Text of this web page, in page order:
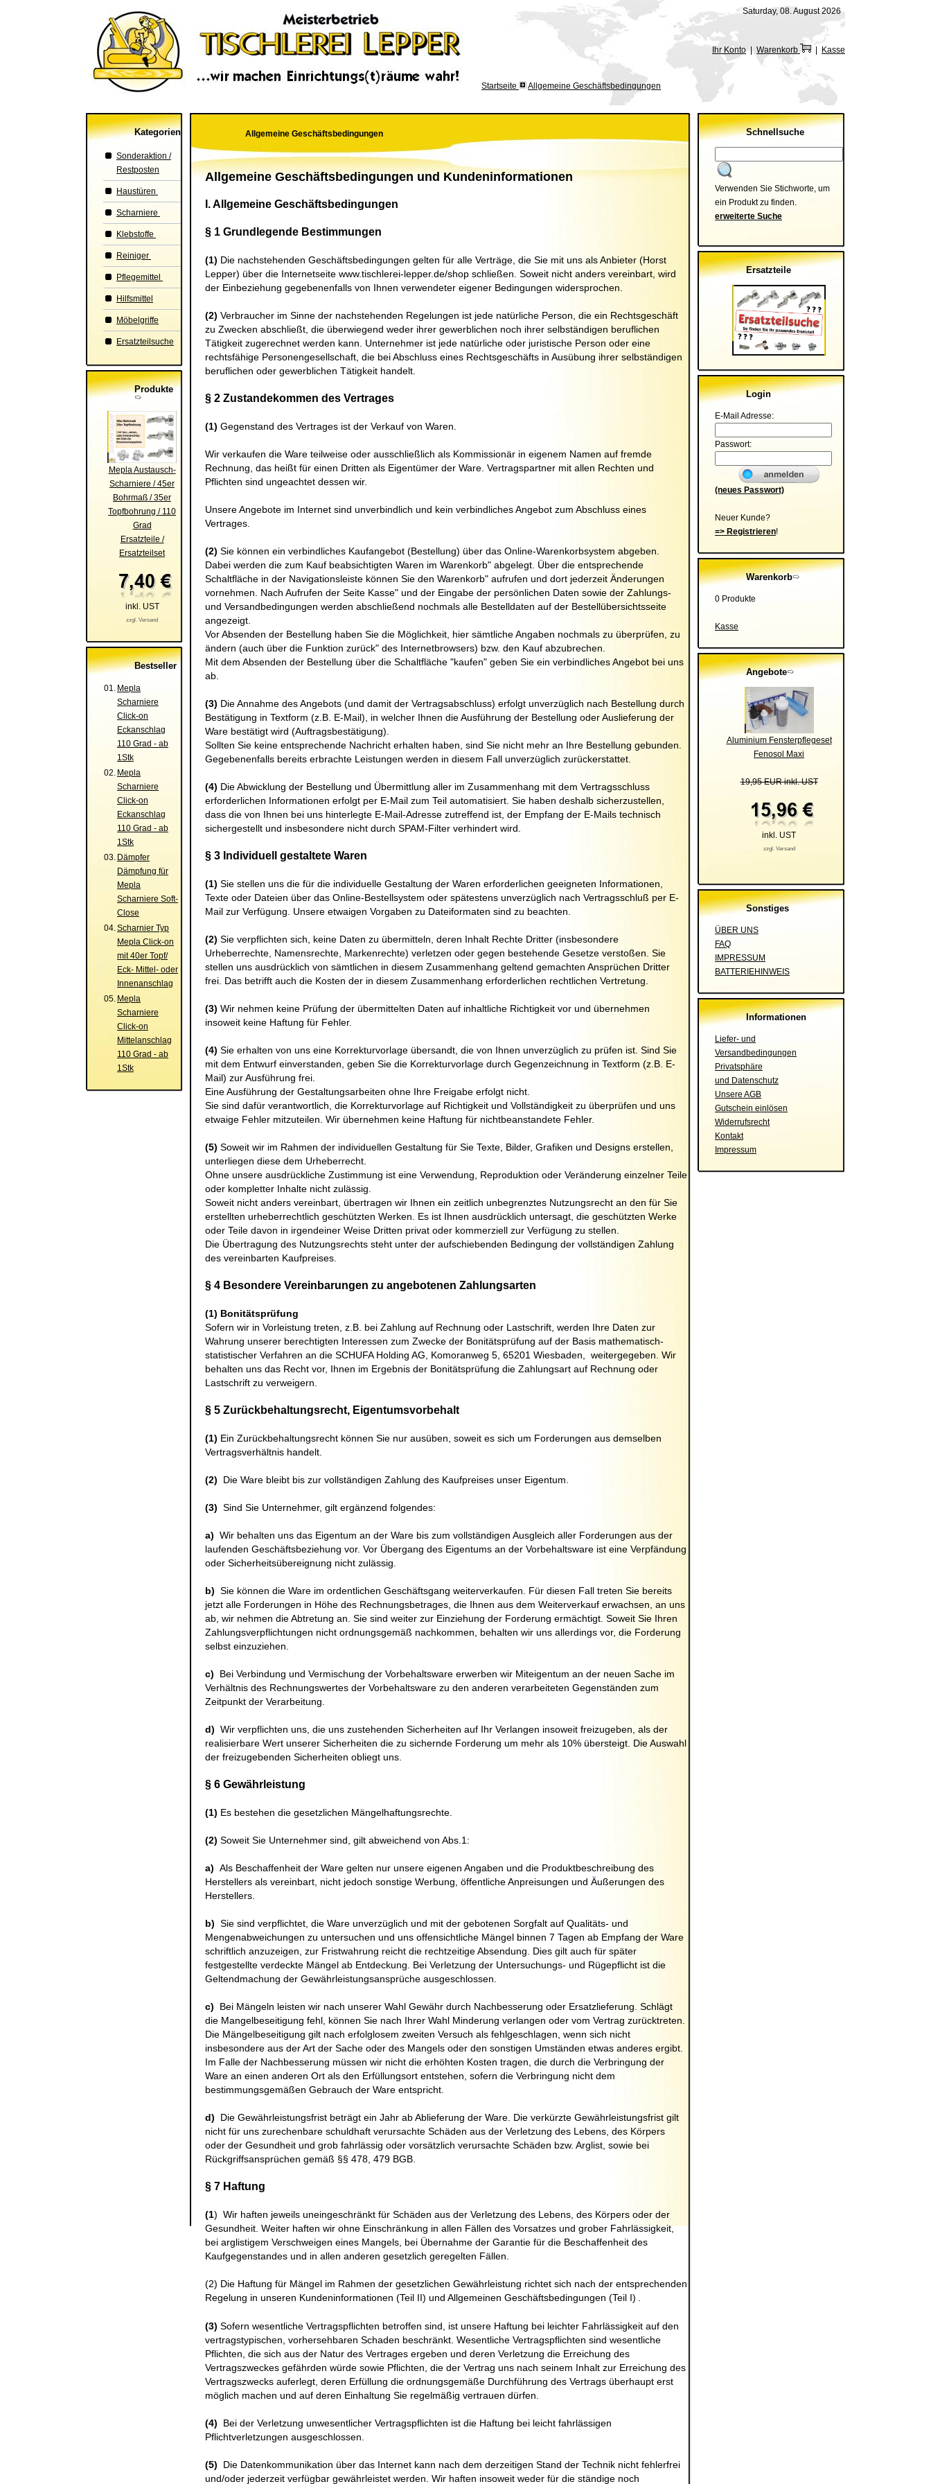
Saturday, 08. August 2026
Ihr Konto| Warenkorb Kasse
Startseite Allgemeine Geschäftsbedingungen
Kategorien
Sonderaktion /
Restposten
Haustüren
Scharniere
Klebstoffe
Reiniger
Pflegemittel
Hilfsmittel
Möbelgriffe
Ersatzteilsuche
Produkte
Mepla Austausch-
Scharniere / 45er
Bohrmaß / 35er
Topfbohrung / 110
Grad
Ersatzteile /
Ersatzteilset
inkl. UST
zzgl. Versand
Bestseller
01. Mepla
Scharniere
Click-on
Eckanschlag
110 Grad - ab
1Stk
02. Mepla
Scharniere
Click-on
Eckanschlag
110 Grad - ab
1Stk
03. Dämpfer
Dämpfung für
Mepla
Scharniere Soft-
Close
04.Scharnier Typ
Mepla Click-on
mit 40er Topf/
Eck- Mittel- oder
Innenanschlag
05. Mepla
Scharniere
Click-on
Mittelanschlag
110 Grad - ab
1Stk
Allgemeine Geschäftsbedingungen
Allgemeine Geschäftsbedingungen und Kundeninformationen
I. Allgemeine Geschäftsbedingungen
§ 1 Grundlegende Bestimmungen
(1) Die nachstehenden Geschäftsbedingungen gelten für alle Verträge, die Sie mit uns als Anbieter (Horst
Lepper) über die Internetseite www.tischlerei-lepper.de/shop schließen. Soweit nicht anders vereinbart, wird
der Einbeziehung gegebenenfalls von Ihnen verwendeter eigener Bedingungen widersprochen.
(2) Verbraucher im Sinne der nachstehenden Regelungen ist jede natürliche Person, die ein Rechtsgeschäft
zu Zwecken abschließt, die überwiegend weder ihrer gewerblichen noch ihrer selbständigen beruflichen
Tätigkeit zugerechnet werden kann. Unternehmer ist jede natürliche oder juristische Person oder eine
rechtsfähige Personengesellschaft, die bei Abschluss eines Rechtsgeschäfts in Ausübung ihrer selbständigen
beruflichen oder gewerblichen Tätigkeit handelt.
§ 2 Zustandekommen des Vertrages
(1) Gegenstand des Vertrages ist der Verkauf von Waren
Wir verkaufen die Ware teilweise oder ausschließlich als Kommissionär in eigenem Namen auf fremde
Rechnung, das heißt für einen Dritten als Eigentümer der Ware. Vertragspartner mit allen Rechten und
Pflichten sind ungeachtet dessen wir.
Unsere Angebote im Internet sind unverbindlich und kein verbindliches Angebot zum Abschluss eines
Vertrages.
(2) Sie können ein verbindliches Kaufangebot (Bestellung) über das Online-Warenkorbsystem abgeben.
Dabei werden die zum Kauf beabsichtigten Waren im Warenkorb" abgelegt. Über die entsprechende
Schaltfläche in der Navigationsleiste können Sie den Warenkorb" aufrufen und dort jederzeit Änderungen
vornehmen. Nach Aufrufen der Seite Kasse" und der Eingabe der persönlichen Daten sowie der Zahlungs-
und Versandbedingungen werden abschließend nochmals alle Bestelldaten auf der Bestellübersichtsseite
angezeigt.
Vor Absenden der Bestellung haben Sie die Möglichkeit, hier sämtliche Angaben nochmals zu überprüfen, zu
ändern (auch über die Funktion zurück" des Internetbrowsers) bzw. den Kauf abzubrechen.
Mit dem Absenden der Bestellung über die Schaltfläche "kaufen" geben Sie ein verbindliches Angebot bei uns
ab.
(3) Die Annahme des Angebots (und damit der Vertragsabschluss) erfolgt unverzüglich nach Bestellung durch
Bestätigung in Textform (z.B. E-Mail), in welcher Ihnen die Ausführung der Bestellung oder Auslieferung der
Ware bestätigt wird (Auftragsbestätigung).
Sollten Sie keine entsprechende Nachricht erhalten haben, sind Sie nicht mehr an Ihre Bestellung gebunden.
Gegebenenfalls bereits erbrachte Leistungen werden in diesem Fall unverzüglich zurückerstattet.
(4) Die Abwicklung der Bestellung und Übermittlung aller im Zusammenhang mit dem Vertragsschluss
erforderlichen Informationen erfolgt per E-Mail zum Teil automatisiert. Sie haben deshalb sicherzustellen,
dass die von Ihnen bei uns hinterlegte E-Mail-Adresse zutreffend ist, der Empfang der E-Mails technisch
sichergestellt und insbesondere nicht durch SPAM-Filter verhindert wird.
§ 3 Individuell gestaltete Waren
(1) Sie stellen uns die für die individuelle Gestaltung der Waren erforderlichen geeigneten Informationen,
Texte oder Dateien über das Online-Bestellsystem oder spätestens unverzüglich nach Vertragsschluß per E-
Mail zur Verfügung. Unsere etwaigen Vorgaben zu Dateiformaten sind zu beachten.
(2) Sie verpflichten sich, keine Daten zu übermitteln, deren Inhalt Rechte Dritter (insbesondere
Urheberrechte, Namensrechte, Markenrechte) verletzen oder gegen bestehende Gesetze verstoßen. Sie
stellen uns ausdrücklich von sämtlichen in diesem Zusammenhang geltend gemachten Ansprüchen Dritter
frei. Das betrifft auch die Kosten der in diesem Zusammenhang erforderlichen rechtlichen Vertretung.
(3) Wir nehmen keine Prüfung der übermittelten Daten auf inhaltliche Richtigkeit vor und übernehmen
insoweit keine Haftung für Fehler.
(4) Sie erhalten von uns eine Korrekturvorlage übersandt, die von Ihnen unverzüglich zu prüfen ist. Sind Sie
mit dem Entwurf einverstanden, geben Sie die Korrekturvorlage durch Gegenzeichnung in Textform (z.B. E-
Mail) zur Ausführung frei.
Eine Ausführung der Gestaltungsarbeiten ohne Ihre Freigabe erfolgt nicht.
Sie sind dafür verantwortlich, die Korrekturvorlage auf Richtigkeit und Vollständigkeit zu überprüfen und uns
etwaige Fehler mitzuteilen. Wir übernehmen keine Haftung für nichtbeanstandete Fehler.
(5) Soweit wir im Rahmen der individuellen Gestaltung für Sie Texte, Bilder, Grafiken und Designs erstellen,
unterliegen diese dem Urheberrecht.
Ohne unsere ausdrückliche Zustimmung ist eine Verwendung, Reproduktion oder Veränderung einzelner Teile
oder kompletter Inhalte nicht zulässig.
Soweit nicht anders vereinbart, übertragen wir Ihnen ein zeitlich unbegrenztes Nutzungsrecht an den für Sie
erstellten urheberrechtlich geschützten Werken. Es ist Ihnen ausdrücklich untersagt, die geschützten Werke
oder Teile davon in irgendeiner Weise Dritten privat oder kommerziell zur Verfügung zu stellen.
Die Übertragung des Nutzungsrechts steht unter der aufschiebenden Bedingung der vollständigen Zahlung
des vereinbarten Kaufpreises.
§ 4 Besondere Vereinbarungen zu angebotenen Zahlungsarten
(1) Bonitätsprüfung
Sofern wir in Vorleistung treten, z.B. bei Zahlung auf Rechnung oder Lastschrift, werden Ihre Daten zur
Wahrung unserer berechtigten Interessen zum Zwecke der Bonitätsprüfung auf der Basis mathematisch-
statistischer Verfahren an die SCHUFA Holding AG, Komoranweg 5, 65201 Wiesbaden,
weitergegeben. Wir
behalten uns das Recht vor, Ihnen im Ergebnis der Bonitätsprüfung die Zahlungsart auf Rechnung oder
Lastschrift zu verweigern.
§ 5 Zurückbehaltungsrecht, Eigentumsvorbehalt
(1) Ein Zurückbehaltungsrecht können Sie nur ausüben, soweit es sich um Forderungen aus demselben
Vertragsverhältnis handelt.
(2) Die Ware bleibt bis zur vollständigen Zahlung des Kaufpreises unser Eigentum.
(3) Sind Sie Unternehmer, gilt ergänzend folgendes:
a) Wir behalten uns das Eigentum an der Ware bis zum vollständigen Ausgleich aller Forderungen aus der
laufenden Geschäftsbeziehung vor. Vor Übergang des Eigentums an der Vorbehaltsware ist eine Verpfändung
oder Sicherheitsübereignung nicht zulässig.
b) Sie können die Ware im ordentlichen Geschäftsgang weiterverkaufen. Für diesen Fall treten Sie bereits
jetzt alle Forderungen in Höhe des Rechnungsbetrages, die Ihnen aus dem Weiterverkauf erwachsen, an uns
ab, wir nehmen die Abtretung an. Sie sind weiter zur Einziehung der Forderung ermächtigt. Soweit Sie Ihren
Zahlungsverpflichtungen nicht ordnungsgemäß nachkommen, behalten wir uns allerdings vor, die Forderung
selbst einzuziehen.
c) Bei Verbindung und Vermischung der Vorbehaltsware erwerben wir Miteigentum an der neuen Sache im
Verhältnis des Rechnungswertes der Vorbehaltsware zu den anderen verarbeiteten Gegenständen zum
Zeitpunkt der Verarbeitung.
d) Wir verpflichten uns, die uns zustehenden Sicherheiten auf Ihr Verlangen insoweit freizugeben, als der
realisierbare Wert unserer Sicherheiten die zu sichernde Forderung um mehr als 10% übersteigt. Die Auswahl
der freizugebenden Sicherheiten obliegt uns.
§ 6 Gewährleistung
(1) Es bestehen die gesetzlichen Mängelhaftungsrechte.
(2) Soweit Sie Unternehmer sind, gilt abweichend von Abs.1:
a) Als Beschaffenheit der Ware gelten nur unsere eigenen Angaben und die Produktbeschreibung des
Herstellers als vereinbart, nicht jedoch sonstige Werbung, öffentliche Anpreisungen und Äußerungen des
Herstellers.
b) Sie sind verpflichtet, die Ware unverzüglich und mit der gebotenen Sorgfalt auf Qualitäts- und
Mengenabweichungen zu untersuchen und uns offensichtliche Mängel binnen 7 Tagen ab Empfang der Ware
schriftlich anzuzeigen, zur Fristwahrung reicht die rechtzeitige Absendung. Dies gilt auch für später
festgestellte verdeckte Mängel ab Entdeckung. Bei Verletzung der Untersuchungs- und Rügepflicht ist die
Geltendmachung der Gewährleistungsansprüche ausgeschlossen.
c) Bei Mängeln leisten wir nach unserer Wahl Gewähr durch Nachbesserung oder Ersatzlieferung. Schlägt
die Mangelbeseitigung fehl, können Sie nach Ihrer Wahl Minderung verlangen oder vom Vertrag zurücktreten.
Die Mängelbeseitigung gilt nach erfolglosem zweiten Versuch als fehlgeschlagen, wenn sich nicht
insbesondere aus der Art der Sache oder des Mangels oder den sonstigen Umständen etwas anderes ergibt.
Im Falle der Nachbesserung müssen wir nicht die erhöhten Kosten tragen, die durch die Verbringung der
Ware an einen anderen Ort als den Erfüllungsort entstehen, sofern die Verbringung nicht dem
bestimmungsgemäßen Gebrauch der Ware entspricht.
d) Die Gewährleistungsfrist beträgt ein Jahr ab Ablieferung der Ware. Die verkürzte Gewährleistungsfrist gilt
nicht für uns zurechenbare schuldhaft verursachte Schäden aus der Verletzung des Lebens, des Körpers
oder der Gesundheit und grob fahrlässig oder vorsätzlich verursachte Schäden bzw. Arglist, sowie bei
Rückgriffsansprüchen gemäß §§ 478, 479 BGB.
§ 7 Haftung
(1) Wir haften jeweils uneingeschränkt für Schäden aus der Verletzung des Lebens, des Körpers oder der
Gesundheit. Weiter haften wir ohne Einschränkung in allen Fällen des Vorsatzes und grober Fahrlässigkeit,
bei arglistigem Verschweigen eines Mangels, bei Übernahme der Garantie für die Beschaffenheit des
Kaufgegenstandes und in allen anderen gesetzlich geregelten Fällen.
(2) Die Haftung für Mängel im Rahmen der gesetzlichen Gewährleistung richtet sich nach der entsprechenden
Regelung in unseren Kundeninformationen (Teil II) und Allgemeinen Geschäftsbedingungen (Teil I)
(3) Sofern wesentliche Vertragspflichten betroffen sind, ist unsere Haftung bei leichter Fahrlässigkeit auf den
vertragstypischen, vorhersehbaren Schaden beschränkt. Wesentliche Vertragspflichten sind wesentliche
Pflichten, die sich aus der Natur des Vertrages ergeben und deren Verletzung die Erreichung des
Vertragszweckes gefährden würde sowie Pflichten, die der Vertrag uns nach seinem Inhalt zur Erreichung des
Vertragszwecks auferlegt, deren Erfüllung die ordnungsgemäße Durchführung des Vertrags überhaupt erst
möglich machen und auf deren Einhaltung Sie regelmäßig vertrauen dürfen.
(4) Bei der Verletzung unwesentlicher Vertragspflichten ist die Haftung bei leicht fahrlässigen
Pflichtverletzungen ausgeschlossen.
(5)
Die Datenkommunikation über das Internet kann nach dem derzeitigen Stand der Technik nicht fehlerfrei
und/oder jederzeit verfügbar gewährleistet werden. Wir haften insoweit weder für die ständige noch
Schnellsuche
Verwenden Sie Stichworte, um
ein Produkt zu finden.
erweiterte Suche
Ersatzteile
Login
E-Mail Adresse:
Passwort:
(neues Passwort)
Neuer Kunde?
=> Registrieren!
Warenkorb
0 Produkte
Kasse
Angebote
Aluminium Fensterpflegeset
Fenosol Maxi
19,95 EUR inkl. UST
inkl. UST
zzgl. Versand
Sonstiges
ÜBER UNS
FAQ
IMPRESSUM
BATTERIEHINWEIS
Informationen
Liefer- und
Versandbedingungen
Privatsphäre
und Datenschutz
Unsere AGB
Gutschein einlösen
Widerrufsrecht
Kontakt
Impressum